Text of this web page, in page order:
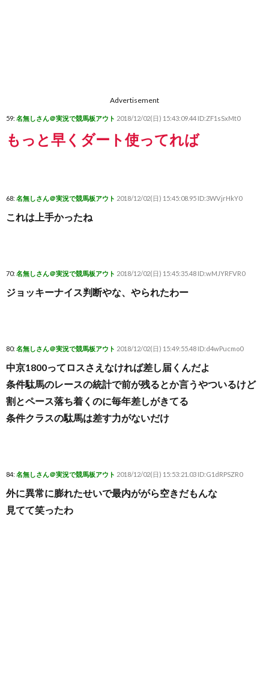
Advertisement
59: 名無しさん＠実況で競馬板アウト 2018/12/02(日) 15:43:09.44 ID:ZF1sSxMt0
もっと早くダート使ってれば
68: 名無しさん＠実況で競馬板アウト 2018/12/02(日) 15:45:08.95 ID:3WVjrHkY0
これは上手かったね
70: 名無しさん＠実況で競馬板アウト 2018/12/02(日) 15:45:35.48 ID:wMJYRFVR0
ジョッキーナイス判断やな、やられたわー
80: 名無しさん＠実況で競馬板アウト 2018/12/02(日) 15:49:55.48 ID:d4wPucmo0
中京1800ってロスさえなければ差し届くんだよ
条件駄馬のレースの統計で前が残るとか言うやついるけど
割とペース落ち着くのに毎年差しがきてる
条件クラスの駄馬は差す力がないだけ
84: 名無しさん＠実況で競馬板アウト 2018/12/02(日) 15:53:21.03 ID:G1dRPSZR0
外に異常に膨れたせいで最内ががら空きだもんな
見てて笑ったわ